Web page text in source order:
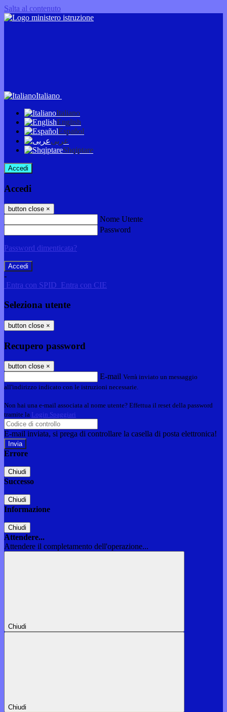
Salta al contenuto
Italiano
Italiano
English
Español
عربى
Shqiptare
Accedi
Accedi
button close ×
Nome Utente
Password
Password dimenticata?
-
Entra con SPID Entra con CIE
Seleziona utente
button close ×
Recupero password
button close ×
E-mail Verrà inviato un messaggio
all'indirizzo indicato con le istruzioni necessarie.
Non hai una e-mail associata al nome utente? Effettua il reset della password
tramite la Login Spaggiari
E-mail inviata, si prega di controllare la casella di posta elettronica!
Errore
Chiudi
Successo
Chiudi
Informazione
Chiudi
Attendere...
Attendere il completamento dell'operazione...
Chiudi
Chiudi